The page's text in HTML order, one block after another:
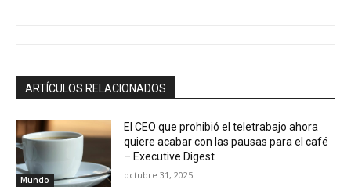
ARTÍCULOS RELACIONADOS
Mundo
El CEO que prohibió el teletrabajo ahora
quiere acabar con las pausas para el café
– Executive Digest
octubre 31, 2025